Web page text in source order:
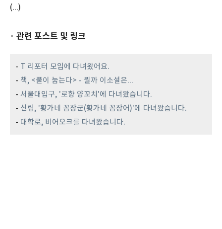
(...)
· 관련 포스트 및 링크
- T 리포터 모임에 다녀왔어요.
- 책, <풀이 눕는다> - 뭘까 이소설은...
- 서울대입구, '로향 양꼬치'에 다녀왔습니다.
- 신림, '황가네 꼼장군(황가네 꼼장어)'에 다녀왔습니다.
- 대학로, 비어오크를 다녀왔습니다.